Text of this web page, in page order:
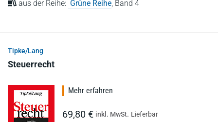
aus der Reihe: Grüne Reihe, Band 4
Tipke/Lang
Steuerrecht
Mehr erfahren
69,80 € inkl. MwSt. Lieferbar